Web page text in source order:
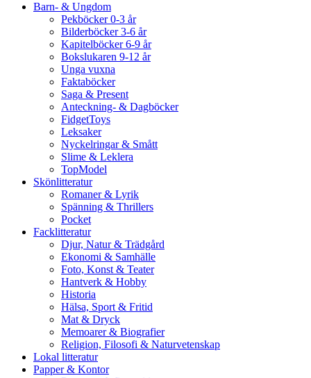
Barn- & Ungdom
Pekböcker 0-3 år
Bilderböcker 3-6 år
Kapitelböcker 6-9 år
Bokslukaren 9-12 år
Unga vuxna
Faktaböcker
Saga & Present
Anteckning- & Dagböcker
FidgetToys
Leksaker
Nyckelringar & Smått
Slime & Leklera
TopModel
Skönlitteratur
Romaner & Lyrik
Spänning & Thrillers
Pocket
Facklitteratur
Djur, Natur & Trädgård
Ekonomi & Samhälle
Foto, Konst & Teater
Hantverk & Hobby
Historia
Hälsa, Sport & Fritid
Mat & Dryck
Memoarer & Biografier
Religion, Filosofi & Naturvetenskap
Lokal litteratur
Papper & Kontor